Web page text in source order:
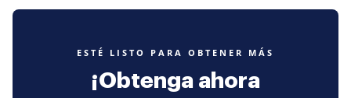
ESTÉ LISTO PARA OBTENER MÁS
¡Obtenga ahora